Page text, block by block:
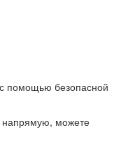
помощью безопасной
напрямую, можете